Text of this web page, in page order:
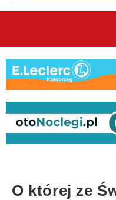
O której ze